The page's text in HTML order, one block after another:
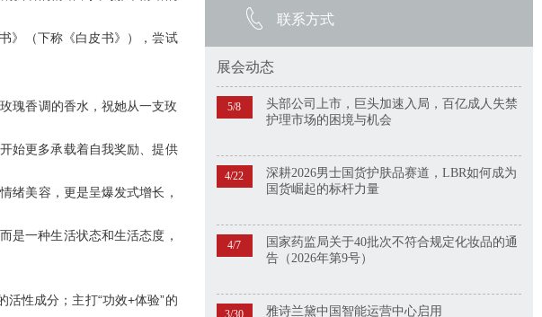
》
（下称《白皮书》），尝试
瑰香调的香水，祝她从一支玫
始更多承载着自我奖励、提供
绪美容，更是呈爆发式增长，
是一种生活状态和生活态度，
性成分；主打“功效+体验”的
联系方式
展会动态
5/8
头部公司上市，巨头加速入局，百亿成人失禁
护理市场的困境与机会
4/22
深耕2026男士国货护肤品赛道，LBR如何成为
国货崛起的标杆力量
4/7
国家药监局关于40批次不符合规定化妆品的通
告（2026年第9号）
3/30 雅诗兰黛中国智能运营中心启用